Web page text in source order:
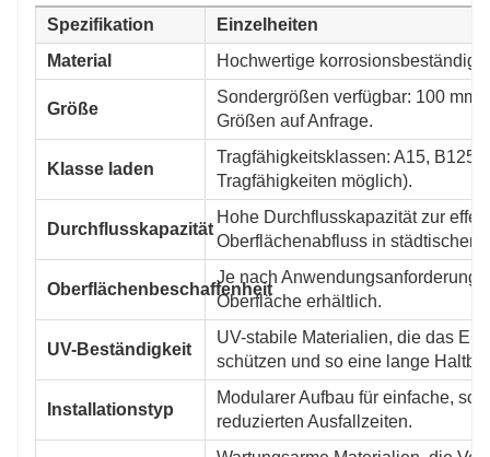
Spezifikation
Einzelheiten
Material
Hochwertige
Größe
Sondergrößen verfügbar: 100
Größen auf Anfrage.
Klasse laden
Tragfähigkeitsklassen: A15,
Tragfähigkeiten möglich).
Durchflusskapazität
Hohe Durchflusskapazität zur
Oberflächenabfluss in städtischen
Oberflächenbeschaffenheit
Je nach
Oberfläche erhältlich.
UV-Beständigkeit
UV-stabile Materialien, die das
schützen und so eine lange
Installationstyp
Modularer Aufbau für einfache,
reduzierten Ausfallzeiten.